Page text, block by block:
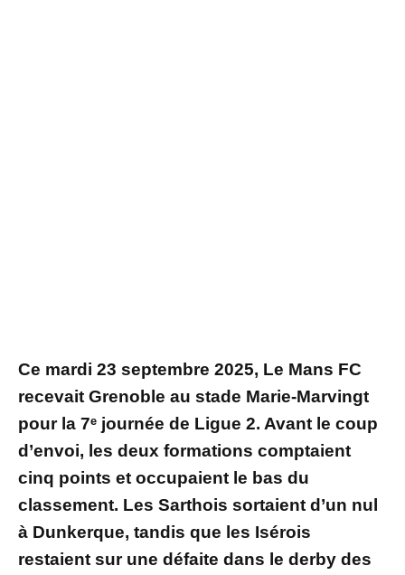
Ce mardi 23 septembre 2025, Le Mans FC
recevait Grenoble au stade Marie-Marvingt
pour la 7ᵉ journée de Ligue 2. Avant le coup
d’envoi, les deux formations comptaient
cinq points et occupaient le bas du
classement. Les Sarthois sortaient d’un nul
à Dunkerque, tandis que les Isérois
restaient sur une défaite dans le derby des